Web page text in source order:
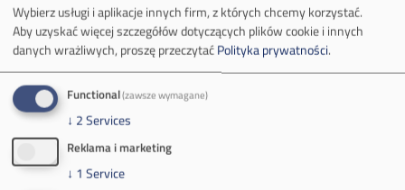
ul.Kościuszki 1
32-620 Brzeszcze
tel.+48 32 716 53 00
mail:media@pkw-sa.pl
Wybierz usługi i aplikacje innych firm, z których chcemy korzystać.
Aby uzyskać więcej szczegółów dotyczących plików cookie i innych
danych wrażliwych, proszę przeczytaćPolityka prywatności.
Functional(zawsze wymagane)
↓ 2Services
Reklama i marketing
↓ 1 Service